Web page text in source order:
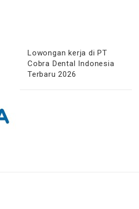
Lowongan kerja di PT
Cobra Dental Indonesia
Terbaru 2026